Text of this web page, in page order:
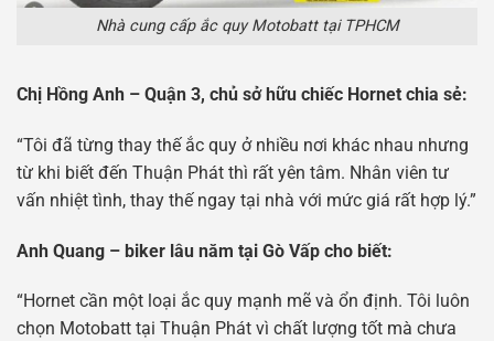
Nhà cung cấp ắc quy Motobatt tại TPHCM
Chị Hồng Anh – Quận 3, chủ sở hữu chiếc Hornet chia sẻ:
“Tôi đã từng thay thế ắc quy ở nhiều nơi khác nhau nhưng
từ khi biết đến Thuận Phát thì rất yên tâm. Nhân viên tư
vấn nhiệt tình, thay thế ngay tại nhà với mức giá rất hợp lý.”
Anh Quang – biker lâu năm tại Gò Vấp cho biết:
“Hornet cần một loại ắc quy mạnh mẽ và ổn định. Tôi luôn
chọn Motobatt tại Thuận Phát vì chất lượng tốt mà chưa